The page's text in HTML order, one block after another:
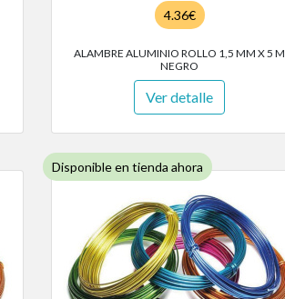
4.36€
ALAMBRE ALUMINIO ROLLO 1,5 MM X 5 M
NEGRO
Ver detalle
Disponible en tienda ahora